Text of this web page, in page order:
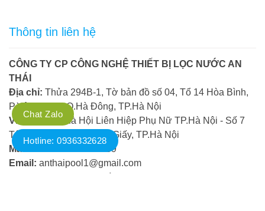
Thông tin liên hệ
CÔNG TY CP CÔNG NGHỆ THIẾT BỊ LỌC NƯỚC AN
THÁI
Địa chỉ: Thửa 294B-1, Tờ bản đồ số 04, Tổ 14 Hòa Bình,
P.Yên Nghĩa, Q.Hà Đông, TP.Hà Nội
VPGD:Tòa nhà Hội Liên Hiệp Phụ Nữ TP.Hà Nội - Số 7
Tôn Thất Thuyết, Q.Cầu Giấy, TP.Hà Nội
Mã số thuế:
0104788089
Email: anthaipool1@gmail.com
Chat Zalo
Hotline: 0936332628